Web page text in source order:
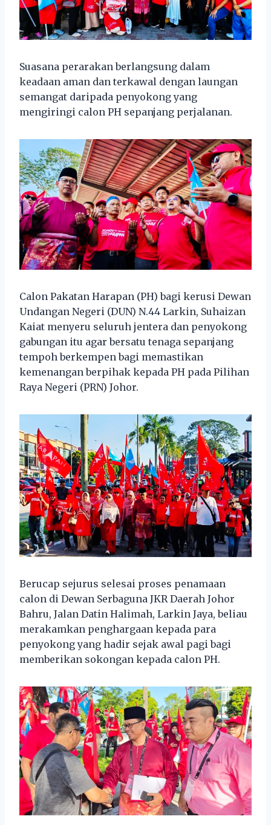
Suasana perarakan berlangsung dalam
keadaan aman dan terkawal dengan laungan
semangat daripada penyokong yang
mengiringi calon PH sepanjang perjalanan.
Calon Pakatan Harapan (PH) bagi kerusi Dewan
Undangan Negeri (DUN) N.44 Larkin, Suhaizan
Kaiat menyeru seluruh jentera dan penyokong
gabungan itu agar bersatu tenaga sepanjang
tempoh berkempen bagi memastikan
kemenangan berpihak kepada PH pada Pilihan
Raya Negeri (PRN) Johor.
Berucap sejurus selesai proses penamaan
calon di Dewan Serbaguna JKR Daerah Johor
Bahru, Jalan Datin Halimah, Larkin Jaya, beliau
merakamkan penghargaan kepada para
penyokong yang hadir sejak awal pagi bagi
memberikan sokongan kepada calon PH.